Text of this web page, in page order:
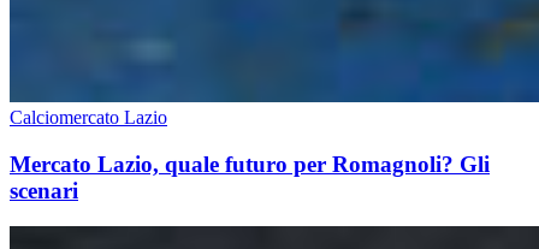
Calciomercato Lazio
Mercato Lazio, quale futuro per Romagnoli? Gli
scenari